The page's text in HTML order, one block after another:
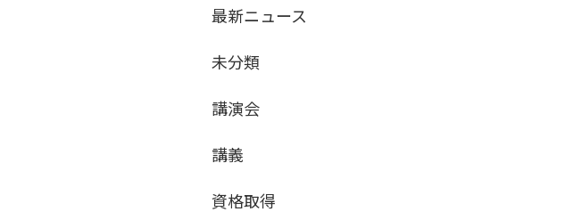
最新ニュース
未分類
講演会
講義
資格取得